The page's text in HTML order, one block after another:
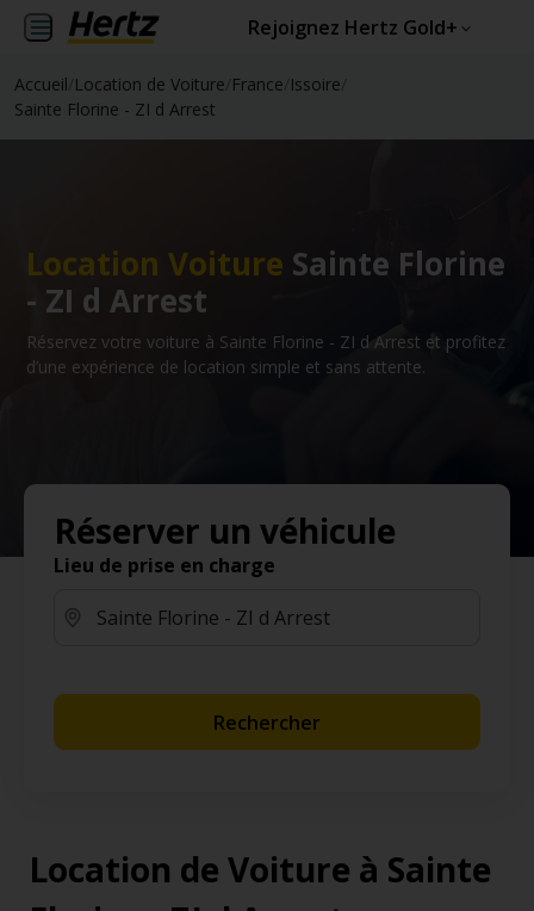
Rejoignez Hertz Gold+
Accueil Location de Voiture France Issoire
Sainte Florine - ZI d Arrest
Location Voiture Sainte Florine
- ZI d Arrest
Réservez votre voiture à Sainte Florine - ZI d Arrest et profitez
d’une expérience de location simple et sans attente.
Réserver un véhicule
Lieu de prise en charge
Rechercher
Location de Voiture à Sainte